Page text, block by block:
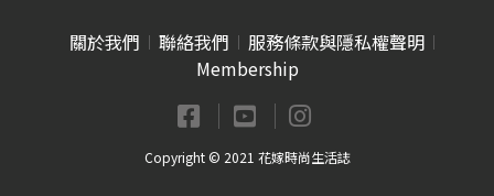
關於我們 聯絡我們
服務條款與隱私權聲明
Membership
Copyright © 2021 花嫁時尚生活誌